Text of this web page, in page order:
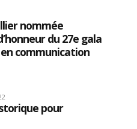
nommée
du 27e gala
communication
pour